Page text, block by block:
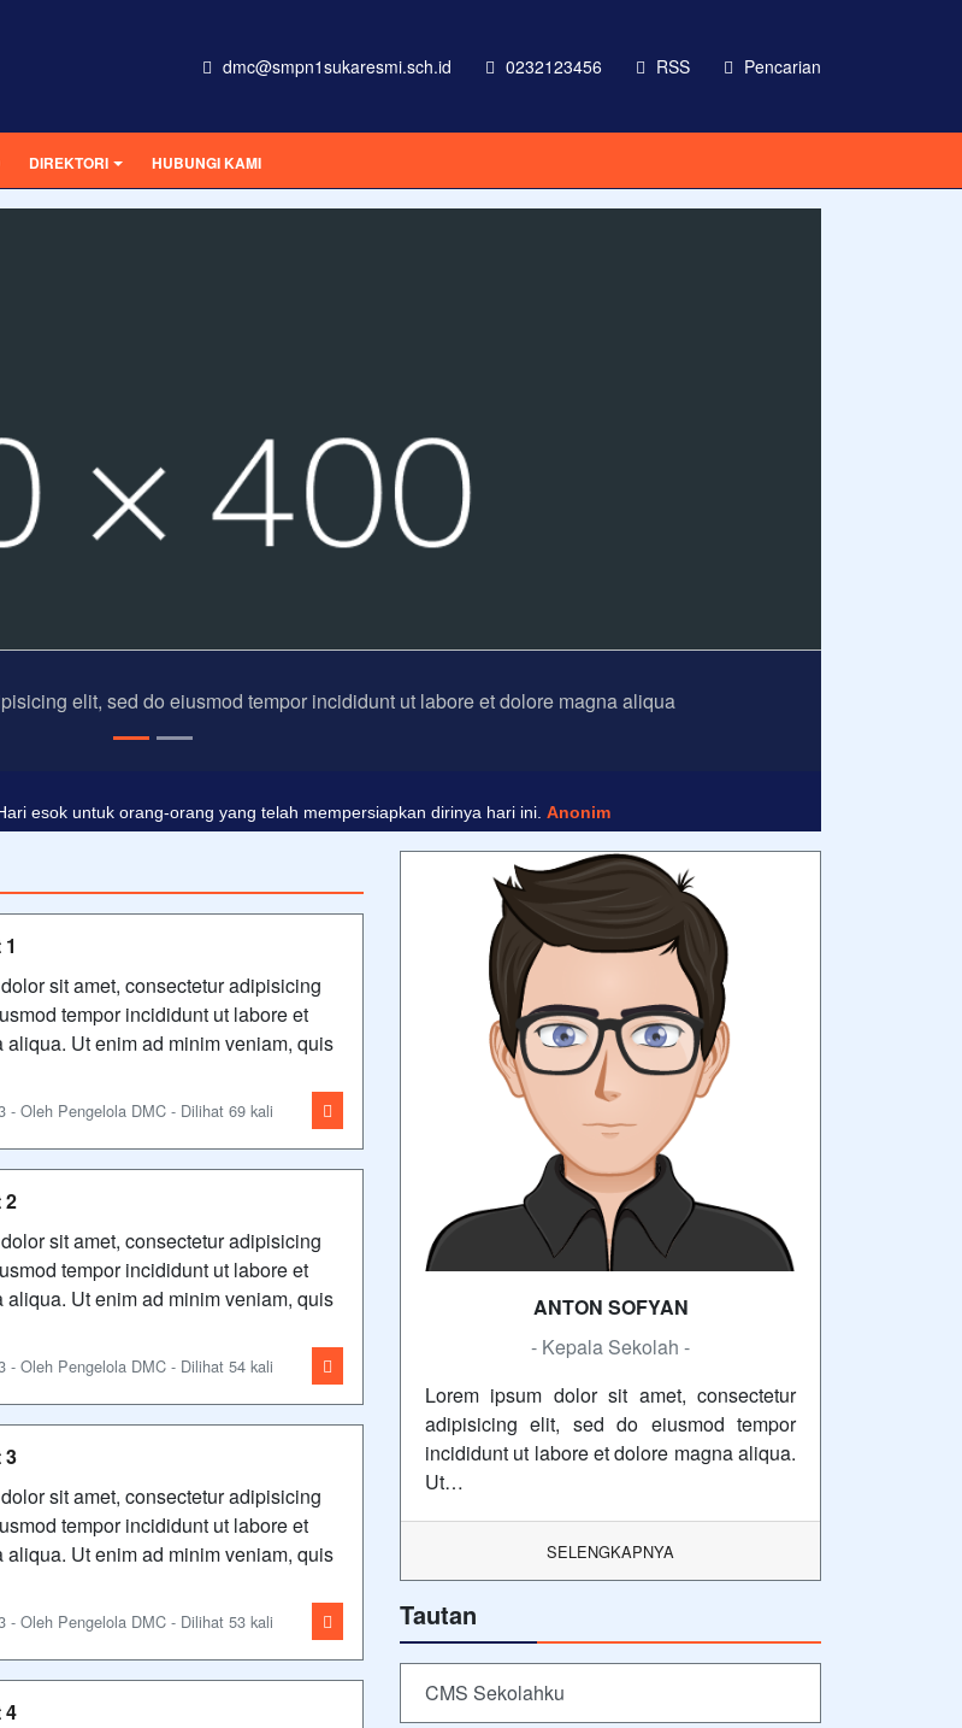
dmc@smpn1sukaresmi.sch.id 0232123456 RSS Pencarian
DIREKTORI HUBUNGI KAMI
elit, sed do eiusmod tempor incididunt ut labore et dolore magna aliqua
sit amet, consectetur adipisicing
tempor incididunt ut labore et
aliqua. Ut enim ad minim veniam, quis
- Oleh Pengelola DMC - Dilihat 69 kali
2
sit amet, consectetur adipisicing
tempor incididunt ut labore et
aliqua. Ut enim ad minim veniam, quis
- Oleh Pengelola DMC - Dilihat 54 kali
3
sit amet, consectetur adipisicing
tempor incididunt ut labore et
aliqua. Ut enim ad minim veniam, quis
- Oleh Pengelola DMC - Dilihat 53 kali
4
ANTON SOFYAN
- Kepala Sekolah -
Lorem ipsum dolor sit amet, consectetur
adipisicing elit, sed do eiusmod tempor
incididunt ut labore et dolore magna aliqua.
Ut…
SELENGKAPNYA
Tautan
CMS Sekolahku